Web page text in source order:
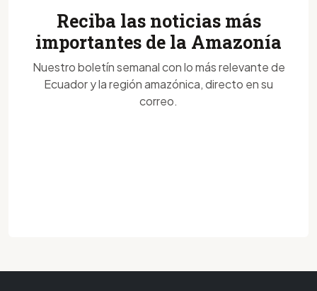
Reciba las noticias más
importantes de la Amazonía
Nuestro boletín semanal con lo más relevante de
Ecuador y la región amazónica, directo en su
correo.